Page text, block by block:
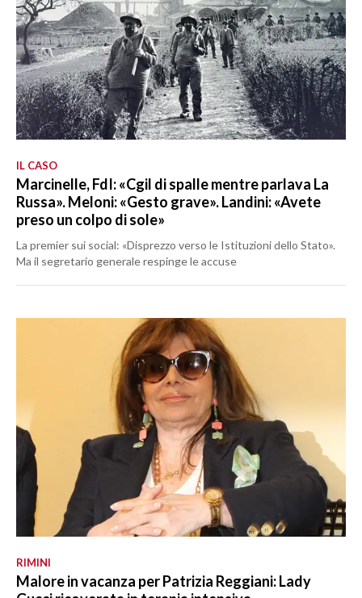
IL CASO
Marcinelle, FdI: «Cgil di spalle mentre parlava La
Russa». Meloni: «Gesto grave». Landini: «Avete
preso un colpo di sole»
La premier sui social: «Disprezzo verso le Istituzioni dello Stato».
Ma il segretario generale respinge le accuse
RIMINI
Malore in vacanza per Patrizia Reggiani: Lady